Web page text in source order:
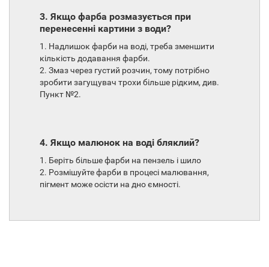
3. Якщо фарба розмазується при
перенесенні картини з води?
1. Надлишок фарби на воді, треба зменшити
кількість додавання фарби.
2. Змаз через густий розчин, тому потрібно
зробити загущувач трохи більше рідким, див.
Пункт №2.
4. Якщо малюнок на воді бляклий?
1. Беріть більше фарби на пензель і шило
2. Розмішуйте фарби в процесі малювання,
пігмент може осісти на дно ємності.